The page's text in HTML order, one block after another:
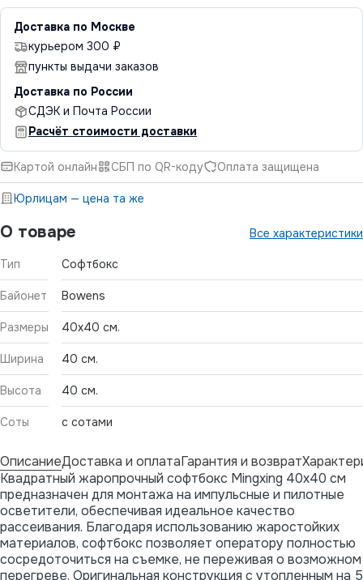
О товаре Все характеристики
Тип Софтбокс
Байонет Bowens
Размеры 40x40 см.
Ширина 40 см.
Высота 40 см.
Соты с сотами
Доставка по Москве
курьером 300 ₽
пункты выдачи заказов
Доставка по России
СДЭК и Почта России
Расчёт стоимости доставки
Картой онлайн СБП по QR-коду Оплата защищена
Юрлицам — цена та же
ОписаниеДоставка и оплатаГарантия и возврат
Квадратный жаропрочный софтбокс Mingxing 40x40 см
предназначен для монтажа на импульсные и пилотные
осветители, обеспечивая идеальное качество
рассеивания. Благодаря использованию жаростойких
материалов, софтбокс позволяет оператору полностью
сосредоточиться на съемке, не переживая о возможном
перегреве. Оригинальная конструкция с утопленным на 5